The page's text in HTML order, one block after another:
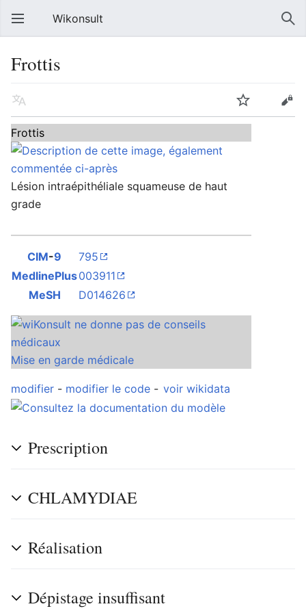
Ouvrir le menu principal
Wikonsult
Frottis
Lire
Frottis
Lésion intraépithéliale squameuse de haut
grade
CIM-9
795
MedlinePlus003911
MeSH
D014626
Mise en garde médicale
modifier - modifier le code - voir wikidata
Prescription
CHLAMYDIAE
Réalisation
Dépistage insuffisant